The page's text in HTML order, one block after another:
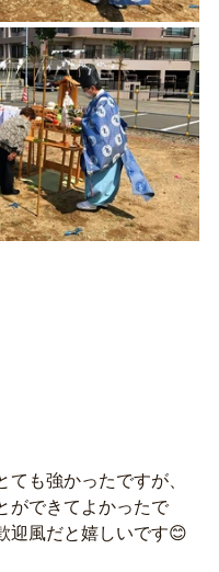
ても強かったですが、
ができてよかったで
迎風だと嬉しいです😊